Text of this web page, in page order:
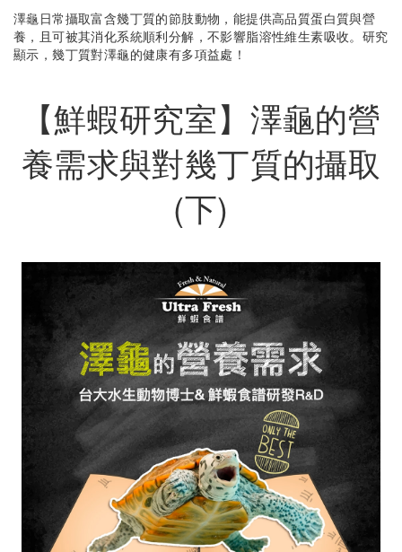
澤龜日常攝取富含幾丁質的節肢動物，能提供高品質蛋白質與營
養，且可被其消化系統順利分解，不影響脂溶性維生素吸收。研究
顯示，幾丁質對澤龜的健康有多項益處！
【鮮蝦研究室】澤龜的營
養需求與對幾丁質的攝取
(下)